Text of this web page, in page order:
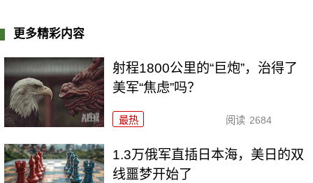
更多精彩内容
射程1800公里的“巨炮”，治得了
美军“焦虑”吗？
最热 阅读 2684
1.3万俄军直插日本海，美日的双
线噩梦开始了